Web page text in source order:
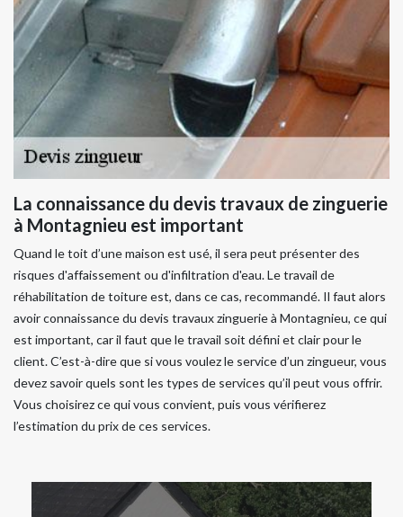
La connaissance du devis travaux de zinguerie
à Montagnieu est important
Quand le toit d’une maison est usé, il sera peut présenter des
risques d'affaissement ou d'infiltration d'eau. Le travail de
réhabilitation de toiture est, dans ce cas, recommandé. Il faut alors
avoir connaissance du devis travaux zinguerie à Montagnieu, ce qui
est important, car il faut que le travail soit défini et clair pour le
client. C’est-à-dire que si vous voulez le service d’un zingueur, vous
devez savoir quels sont les types de services qu’il peut vous offrir.
Vous choisirez ce qui vous convient, puis vous vérifierez
l’estimation du prix de ces services.